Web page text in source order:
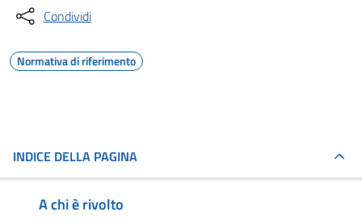
Condividi
Normativa di riferimento
INDICE DELLA PAGINA
A chi è rivolto